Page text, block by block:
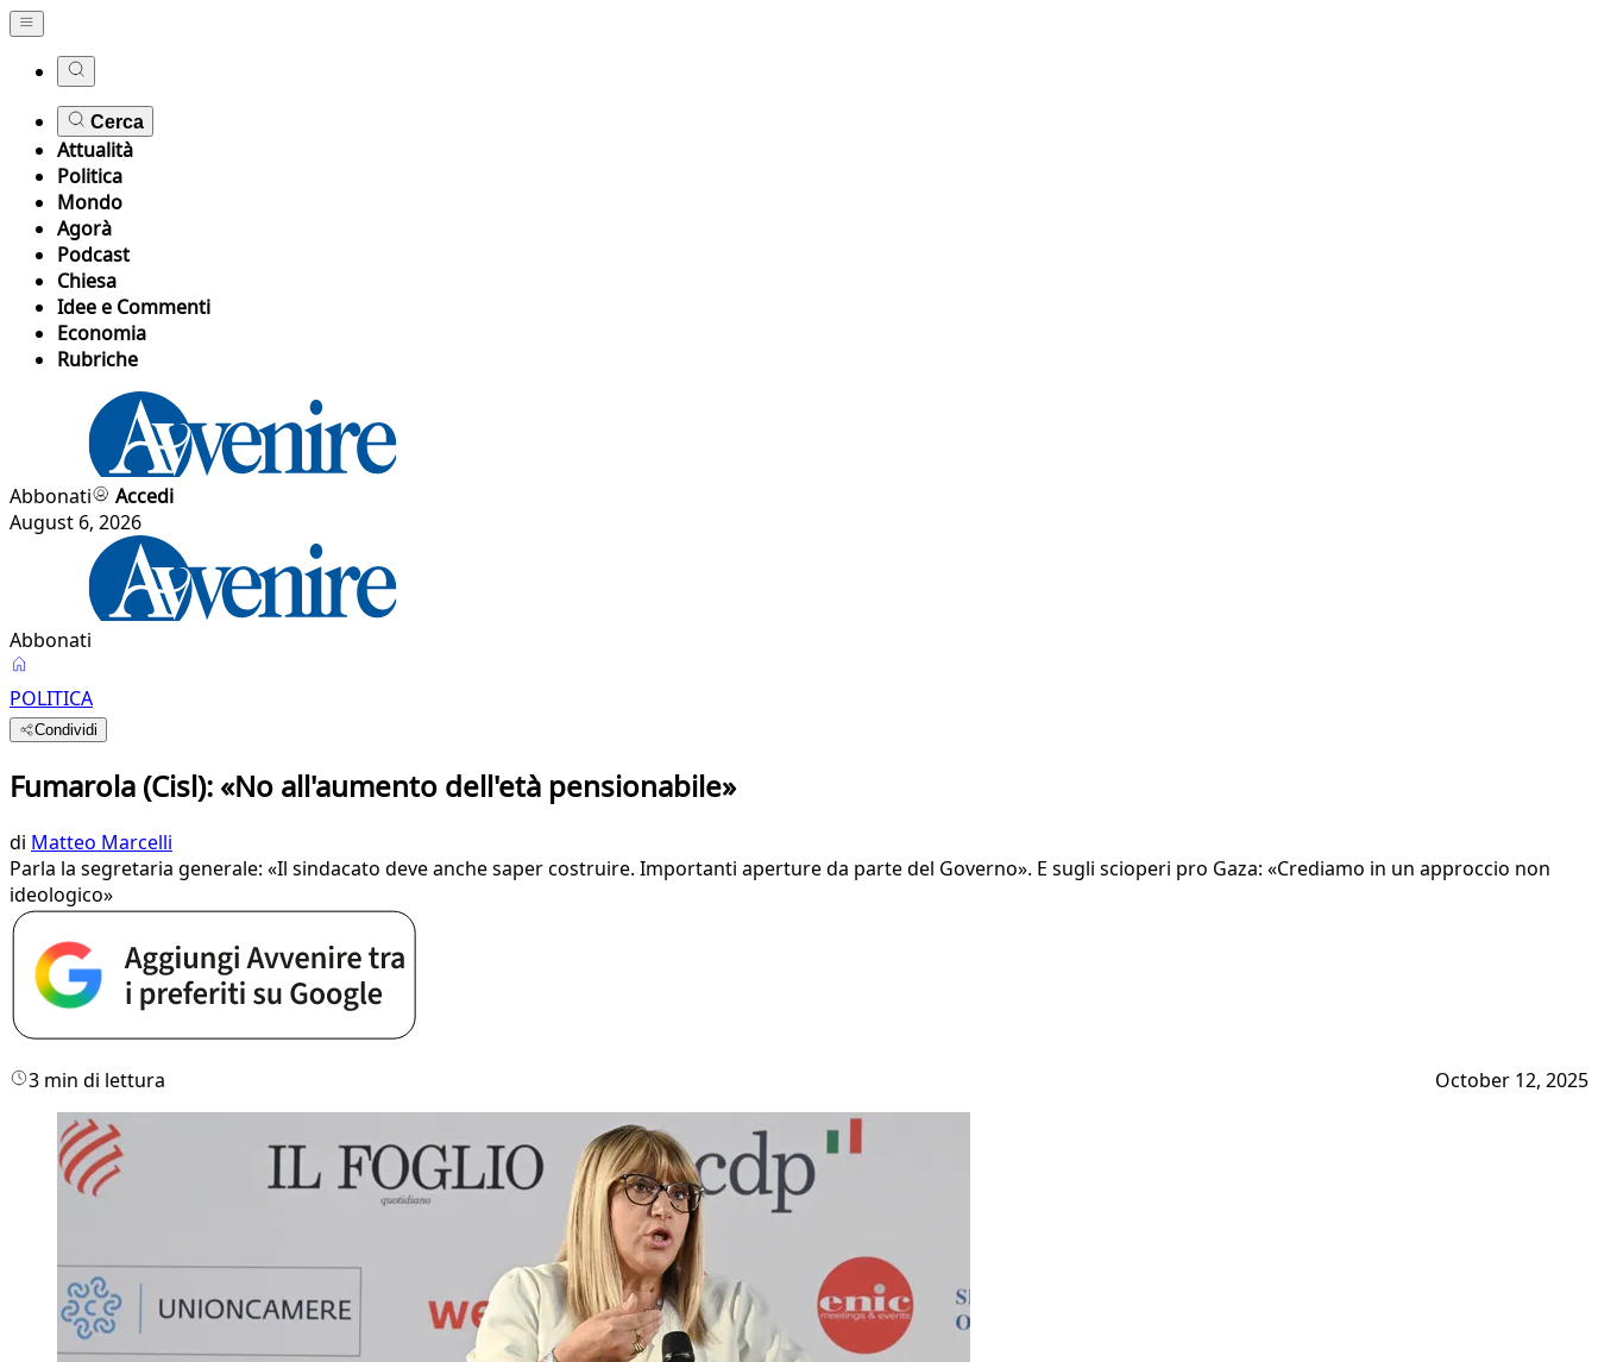
Cerca
Attualità
Politica
Mondo
Agorà
Podcast
Chiesa
Idee e Commenti
Economia
Rubriche
Abbonati
Accedi
August 6, 2026
Abbonati
POLITICA
Condividi
Fumarola (Cisl): «No all'aumento dell'età pensionabile»
di Matteo Marcelli
Parla la segretaria generale: «Il sindacato deve anche saper costruire. Importanti aperture da parte del Governo». E sugli scioperi pro Gaza: «Crediamo in un approccio non
ideologico»
3 min di lettura October 12, 2025